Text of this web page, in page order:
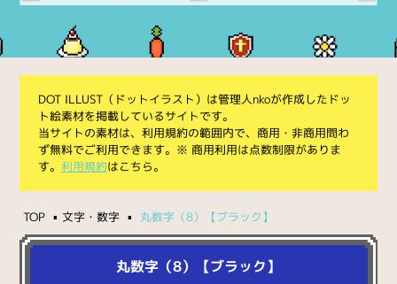
DOT ILLUST（ドットイラスト）は管理人nkoが作成したドッ
ト絵素材を掲載しているサイトです。
当サイトの素材は、利用規約の範囲内で、商用・非商用問わ
ず無料でご利用できます。※ 商用利用は点数制限がありま
す。 利用規約はこちら。
TOP 文字・数字 丸数字（8）【ブラック】
丸数字（8）【ブラック】